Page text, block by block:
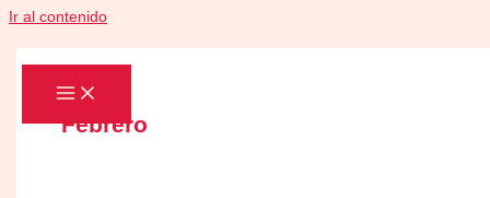
Ir al contenido
Febrero